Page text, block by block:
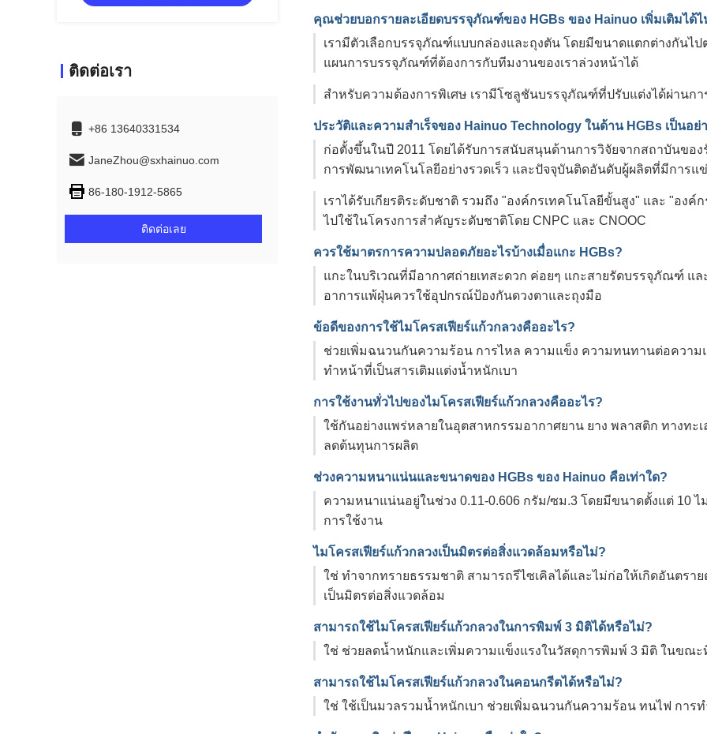
ติดต่อเรา
+86 13640331534
JaneZhou@sxhainuo.com
86-180-1912-5865
ติดต่อเลย
คุณช่วยบอกรายละเอียดบรรจุภัณฑ์ของ HGBs ของ Hainuo เพิ่มเติมได้
เรามีตัวเลือกบรรจุภัณฑ์แบบกล่องและถุงตัน โดยมีขนาดแตกต่างกันไ
แผนการบรรจุภัณฑ์ที่ต้องการกับทีมงานของเราล่วงหน้าได้
สำหรับความต้องการพิเศษ เรามีโซลูชันบรรจุภัณฑ์ที่ปรับแต่งได้ผ่านกา
ประวัติและความสำเร็จของ Hainuo Technology ในด้าน HGBs เป็นอย่
ก่อตั้งขึ้นในปี 2011 โดยได้รับการสนับสนุนด้านการวิจัยจากสถาบันของ
การพัฒนาเทคโนโลยีอย่างรวดเร็ว และปัจจุบันติดอันดับผู้ผลิตที่มีการแ
เราได้รับเกียรติระดับชาติ รวมถึง "องค์กรเทคโนโลยีขั้นสูง" และ "อ
ไปใช้ในโครงการสำคัญระดับชาติโดย CNPC และ CNOOC
ควรใช้มาตรการความปลอดภัยอะไรบ้างเมื่อแกะ HGBs?
แกะในบริเวณที่มีอากาศถ่ายเทสะดวก ค่อยๆ แกะสายรัดบรรจุภัณฑ์ แ
อาการแพ้ฝุ่นควรใช้อุปกรณ์ป้องกันดวงตาและถุงมือ
ข้อดีของการใช้ไมโครสเฟียร์แก้วกลวงคืออะไร?
ช่วยเพิ่มฉนวนกันความร้อน การไหล ความแข็ง ความทนทานต่อควา
ทำหน้าที่เป็นสารเติมแต่งน้ำหนักเบา
การใช้งานทั่วไปของไมโครสเฟียร์แก้วกลวงคืออะไร?
ใช้กันอย่างแพร่หลายในอุตสาหกรรมอากาศยาน ยาง พลาสติก ทางทะ
ลดต้นทุนการผลิต
ช่วงความหนาแน่นและขนาดของ HGBs ของ Hainuo คือเท่าใด?
ความหนาแน่นอยู่ในช่วง 0.11-0.606 กรัม/ซม.3 โดยมีขนาดตั้งแต่ 10
การใช้งาน
ไมโครสเฟียร์แก้วกลวงเป็นมิตรต่อสิ่งแวดล้อมหรือไม่?
ใช่ ทำจากทรายธรรมชาติ สามารถรีไซเคิลได้และไม่ก่อให้เกิดอันตร
เป็นมิตรต่อสิ่งแวดล้อม
สามารถใช้ไมโครสเฟียร์แก้วกลวงในการพิมพ์ 3 มิติได้หรือไม่?
ใช่ ช่วยลดน้ำหนักและเพิ่มความแข็งแรงในวัสดุการพิมพ์ 3 มิติ ในขณ
สามารถใช้ไมโครสเฟียร์แก้วกลวงในคอนกรีตได้หรือไม่?
ใช่ ใช้เป็นมวลรวมน้ำหนักเบา ช่วยเพิ่มฉนวนกันความร้อน ทนไฟ การ